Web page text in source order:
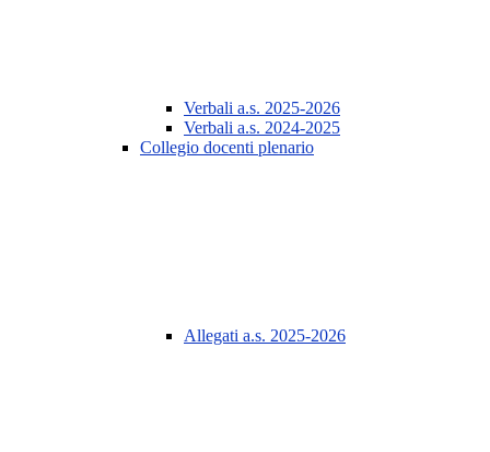
Verbali a.s. 2025-2026
Verbali a.s. 2024-2025
Collegio docenti plenario
Allegati a.s. 2025-2026